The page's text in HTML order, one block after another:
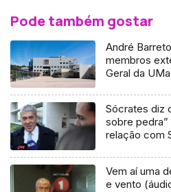
Pode também gostar
André
membros
Geral da UMa
Sócrates diz
sobre
relação com
Vem aí uma
e vento